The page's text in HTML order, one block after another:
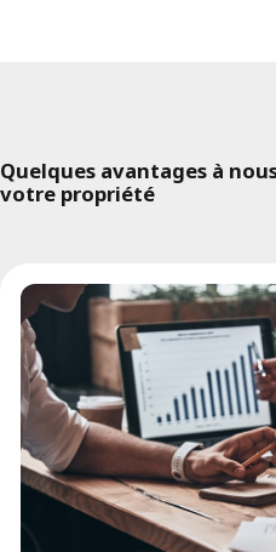
Quelques avantages à
votre propriété